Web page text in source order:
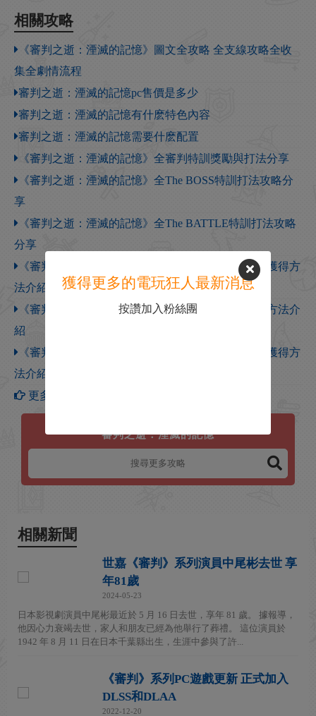
相關攻略
《審判之逝：湮滅的記憶》圖文全攻略 全支線攻略全收
集全劇情流程
審判之逝：湮滅的記憶pc售價是多少
審判之逝：湮滅的記憶有什麽特色內容
審判之逝：湮滅的記憶需要什麽配置
《審判之逝：湮滅的記憶》全審判特訓獎勵與打法分享
《審判之逝：湮滅的記憶》全The BOSS特訓打法攻略分
享
《審判之逝：湮滅的記憶》全The BATTLE特訓打法攻略
分享
《審判之逝：湮滅的記憶》極鬥氣爆仙藥所需材料獲得方
法介紹
《審判之逝：湮滅的記憶》極鬥氣爆仙藥藥譜獲得方法介
紹
《審判之逝：湮滅的記憶》極真波動仙藥所需材料獲得方
法介紹
更多【審判之逝：湮滅的記憶】攻略
審判之逝：湮滅的記憶
相關新聞
世嘉《審判》系列演員中尾彬去世 享
年81歲
2024-05-23
日本影視劇演員中尾彬最近於 5 月 16 日去世，享年 81 歲。 據報導，
他因心力衰竭去世，家人和朋友已經為他舉行了葬禮。 這位演員於
1942 年 8 月 11 日在日本千葉縣出生，生涯中參與了許...
《審判》系列PC遊戲更新 正式加入
DLSS和DLAA
2022-12-20
獲得更多的電玩狂人最新消息
按讚加入粉絲團